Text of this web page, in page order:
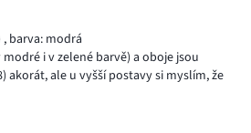
, barva: modrá
i v zelené barvě) a oboje jsou
akorát, ale u vyšší postavy si myslím, že